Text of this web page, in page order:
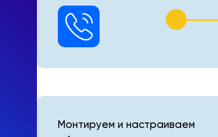
Монтируем и настраиваем